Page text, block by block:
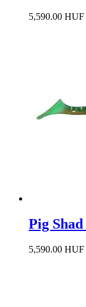
5,590.00 HUF
Pig
5,590.00 HUF